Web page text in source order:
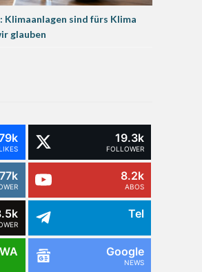
Klimaanlagen sind fürs Klima
glauben
LIKES
19.3k
FOLLOWER
77k 8.2k
ABOS
Tel
WA Google
NEWS